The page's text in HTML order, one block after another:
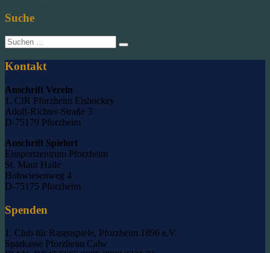
Suche
Suche
nach:
Kontakt
Anschrift Verein
1. CfR Pforzheim Eishockey
Adolf-Richter-Straße 3
D-75179 Pforzheim
Anschrift Spielort
Eissportzentrum Pforzheim
St. Maur Halle
Hohwiesenweg 4
D-75175 Pforzheim
Spenden
1. Club für Rasenspiele, Pforzheim 1896 e.V.
Sparkasse Pforzheim Calw